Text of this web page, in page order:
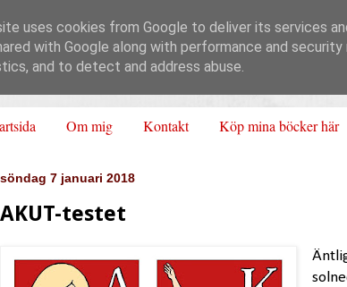
Om mig Kontakt Köp mina böcker här
söndag 7 januari 2018
AKUT-testet
uses cookies from Google to deliver its services
with Google along with performance and
and to detect and address abuse.